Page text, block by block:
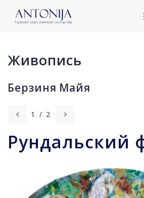
Живопись
Берзиня Майя
1 / 2
Рундальский